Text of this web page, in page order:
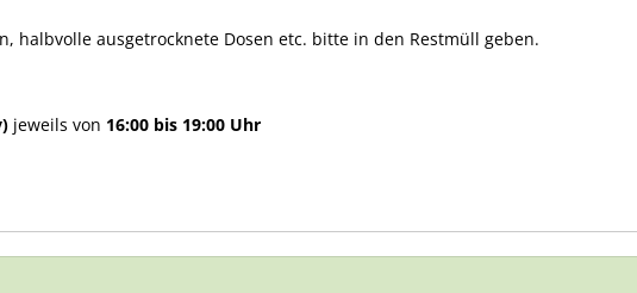
halbvolle ausgetrocknete Dosen etc. bitte in den Restmüll geben.
jeweils von 16:00 bis 19:00 Uhr